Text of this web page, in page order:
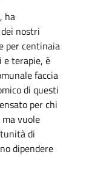
ha
nostri
per centinaia
terapie, è
faccia
di questi
per chi
vuole
di
dipendere